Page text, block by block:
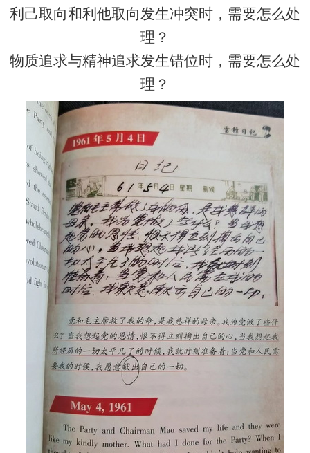
利 己取向和利他取向发生冲突时，需要怎么处
理？
物质追求与精神追求发生错位时，需要怎么处
理？